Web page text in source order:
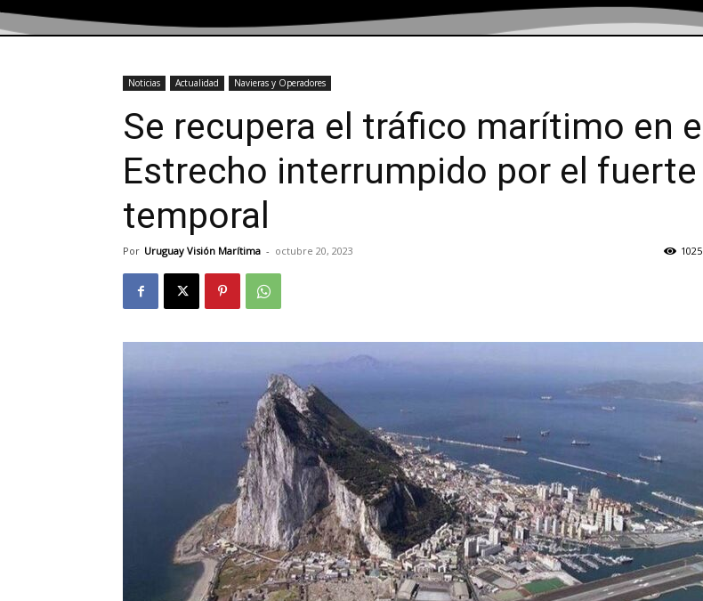
Noticias Actualidad Navieras y Operadores
Se recupera el tráfico marítimo en el
Estrecho interrumpido por el fuerte
temporal
Por Uruguay Visión Marítima - octubre 20, 2023 1025